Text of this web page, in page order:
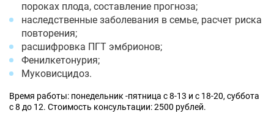
пороках плода, составление прогноза;
наследственные заболевания в семье, расчет риска
повторения;
расшифровка ПГТ эмбрионов;
Фенилкетонурия;
Муковисцидоз.
Время работы: понедельник -пятница с 8-13 и с 18-20, суббота
с 8 до 12. Стоимость консультации: 2500 рублей.